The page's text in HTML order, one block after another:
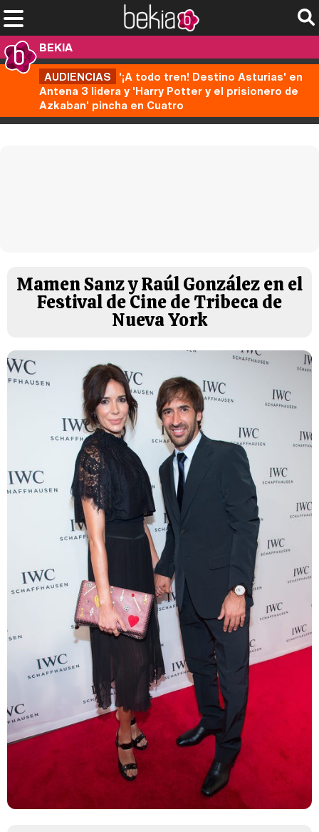
BEKIA
AUDIENCIAS '¡A todo tren! Destino Asturias' en
Antena 3 lidera y 'Harry Potter y el prisionero de
Azkaban' pincha en Cuatro
Mamen Sanz y Raúl González en el
Festival de Cine de Tribeca de
Nueva York